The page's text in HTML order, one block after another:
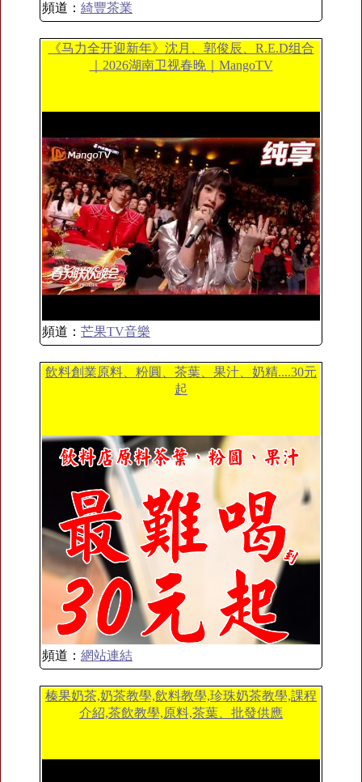
頻道： 綺豐茶業
《马力全开迎新年》沈月、郭俊辰、R.E.D组合
｜2026湖南卫视春晚｜MangoTV
頻道： 芒果TV音樂
飲料創業原料、粉圓、茶葉、果汁、奶精....30元
起
頻道： 網站連結
榛果奶茶,奶茶教學,飲料教學,珍珠奶茶教學,課程
介紹,茶飲教學,原料,茶葉、批發供應